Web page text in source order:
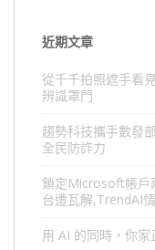
近期文章
從千千拍照遮手看
辨識罩門
趨勢科技攜手數發
全民防詐力
鎖定Microsoft帳戶
台遭瓦解,TrendAI
用 AI 的同時，你家